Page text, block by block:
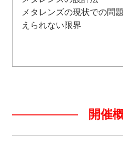
メタレンズの現状での問
えられない限界
開催